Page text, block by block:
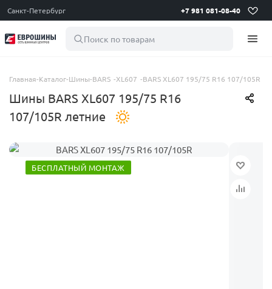
Санкт-Петербург +7 981 081-08-40
Поиск по товарам
Главная-Каталог-Шины-BARS -XL607 -BARS XL607 195/75 R16 107/105R
Шины BARS XL607 195/75 R16
107/105R летние
БЕСПЛАТНЫЙ МОНТАЖ